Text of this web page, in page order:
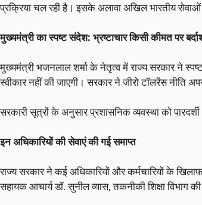
प्रक्रिया चल रही है। इसके अलावा अखिल भारतीय
मुख्यमंत्री का स्पष्ट संदेश: भ्रष्टाचार किसी कीमत पर
मुख्यमंत्री भजनलाल शर्मा के नेतृत्व में राज्य सरकार ने
स्वीकार नहीं की जाएगी। सरकार ने जीरो टॉलरेंस नीति
सरकारी सूत्रों के अनुसार प्रशासनिक व्यवस्था को
इन अधिकारियों की सेवाएं की गई समाप्त
राज्य सरकार ने कई अधिकारियों और कर्मचारियों के
सहायक आचार्य डॉ. सुनील व्यास, तकनीकी शिक्षा विभाग